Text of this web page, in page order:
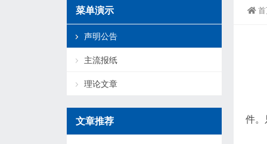
件。
菜单演示
声明公告
主流报纸
理论文章
文章推荐